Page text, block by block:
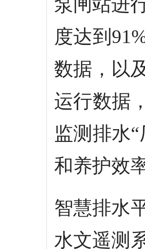
度达到
数据，以
运行数据
监测排水
和养护效率
智慧排水
水文遥测